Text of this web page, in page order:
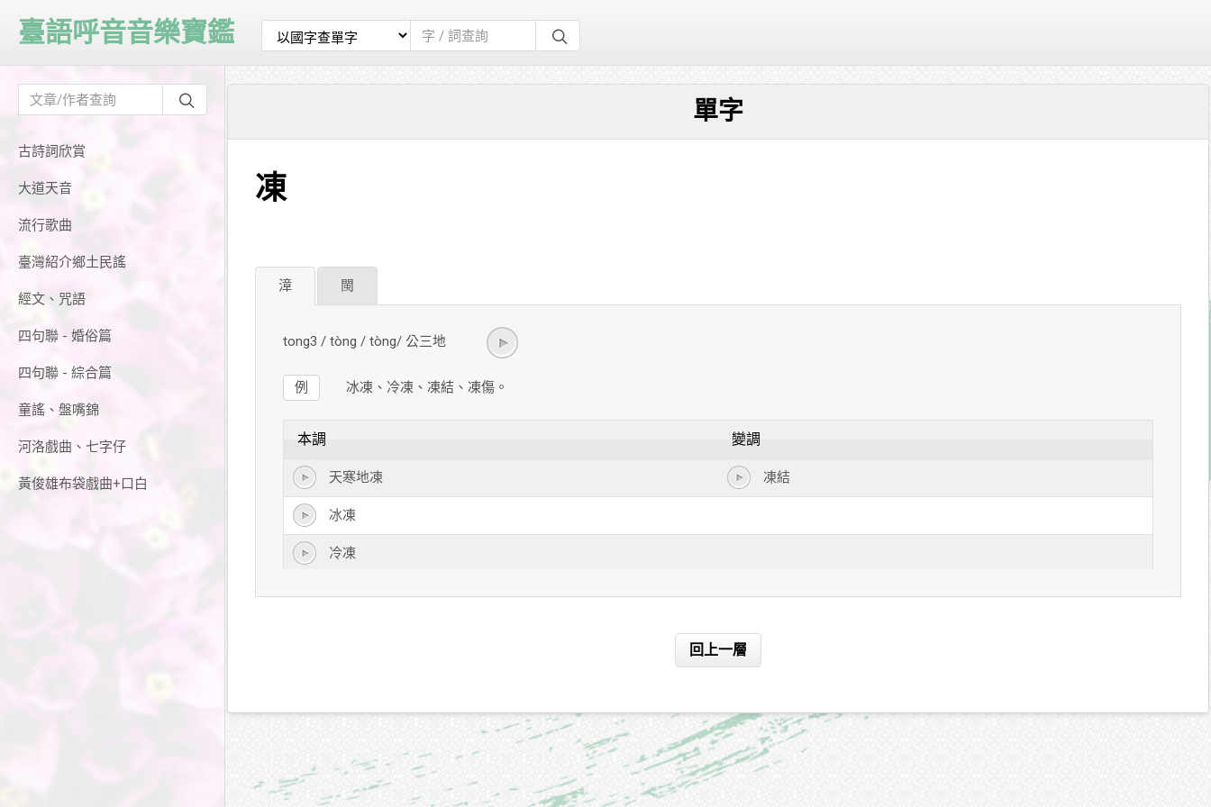
古詩詞欣賞
大道天音
流行歌曲
臺灣紹介鄉土民謠
經文、咒語
四句聯 - 婚俗篇
四句聯 - 綜合篇
童謠、盤嘴錦
河洛戲曲、七字仔
黃俊雄布袋戲曲+口白
臺語呼音音樂寶鑑
單字
凍
漳 閩
tong3 / tòng / tòng/ 公三地
冰凍、冷凍、凍結、凍傷。
例
本調 變調
天寒地凍 凍結
冰凍
冷凍
回上一層